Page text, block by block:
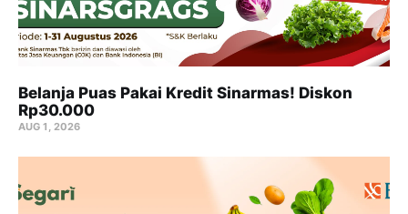
Belanja Puas Pakai Kredit Sinarmas! Diskon
Rp30.000
AUG 1, 2026